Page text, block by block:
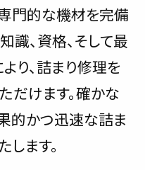
門的な機材を完備
識、資格、そして最
り、詰まり修理を
だけます。確かな
的かつ迅速な詰ま
ます。